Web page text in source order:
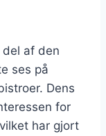
del af den
ses på
Dens
for
har gjort